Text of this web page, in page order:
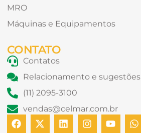
MRO
Máquinas e Equipamentos
CONTATO
Contatos
Relacionamento e sugestões
(11) 2095-3100
vendas@celmar.com.br
F
a
X
-
L
i
I
n
Y
o
W
h